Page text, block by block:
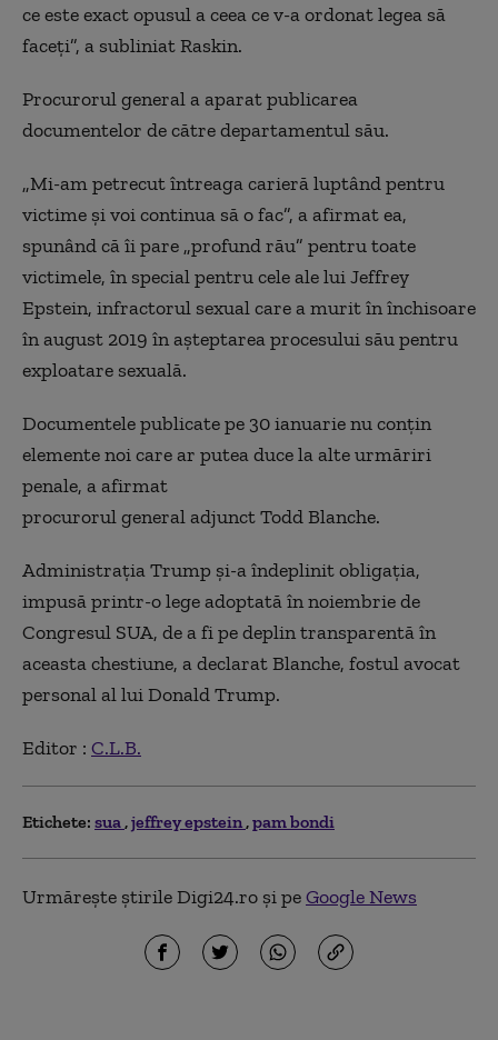
ce este exact opusul a ceea ce v-a ordonat legea să
faceţi”, a subliniat Raskin.
Procurorul general a aparat publicarea
documentelor de către departamentul său.
„Mi-am petrecut întreaga carieră luptând pentru
victime şi voi continua să o fac”, a afirmat ea,
spunând că îi pare „profund rău” pentru toate
victimele, în special pentru cele ale lui Jeffrey
Epstein, infractorul sexual care a murit în închisoare
în august 2019 în aşteptarea procesului său pentru
exploatare sexuală.
Documentele publicate pe 30 ianuarie nu conţin
elemente noi care ar putea duce la alte urmăriri
penale, a afirmat
procurorul general adjunct Todd Blanche.
Administraţia Trump şi-a îndeplinit obligaţia,
impusă printr-o lege adoptată în noiembrie de
Congresul SUA, de a fi pe deplin transparentă în
aceasta chestiune, a declarat Blanche, fostul avocat
personal al lui Donald Trump.
Editor : C.L.B.
Etichete: sua jeffrey epstein pam bondi
Urmărește știrile Digi24.ro și peGoogle News